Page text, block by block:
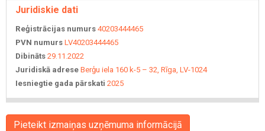
Juridiskie dati
Reģistrācijas numurs 40203444465
PVN numurs LV40203444465
Dibināts 29.11.2022
Juridiskā adrese Berģu iela 160 k-5 – 32, Rīga, LV-1024
Iesniegtie gada pārskati 2025
Pieteikt izmaiņas uzņēmuma informācijā